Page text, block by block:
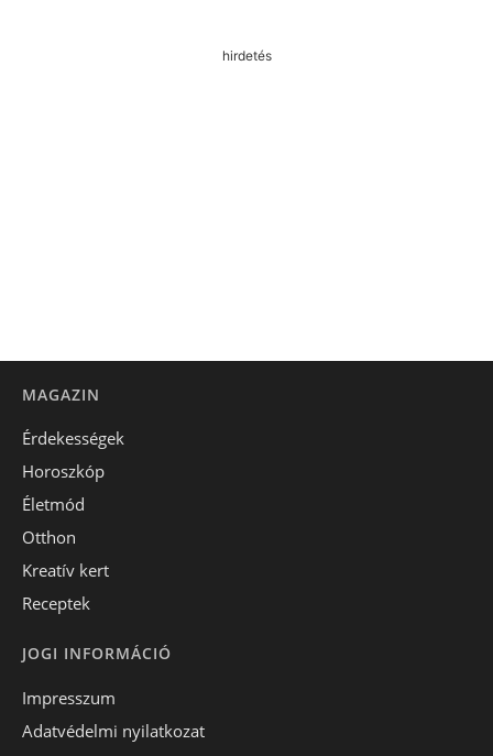
hirdetés
MAGAZIN
Érdekességek
Horoszkóp
Életmód
Otthon
Kreatív kert
Receptek
JOGI INFORMÁCIÓ
Impresszum
Adatvédelmi nyilatkozat